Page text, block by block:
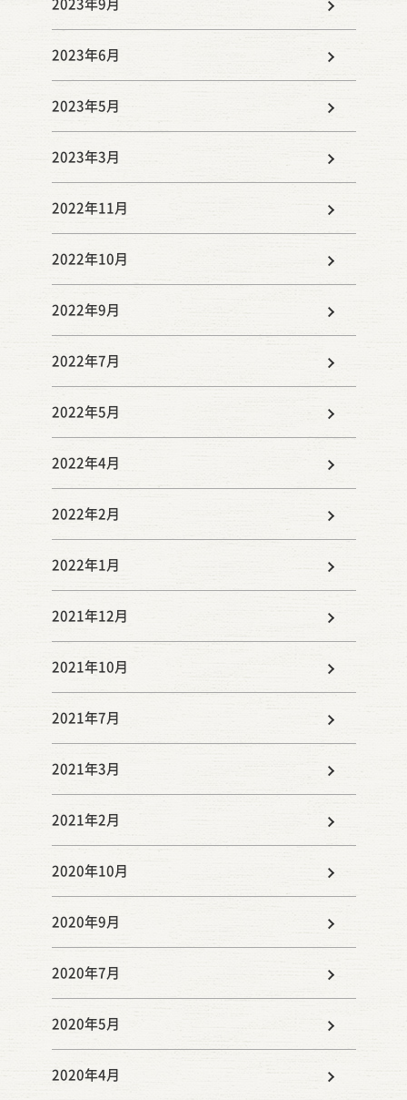
2023年9月
2023年6月
2023年5月
2023年3月
2022年11月
2022年10月
2022年9月
2022年7月
2022年5月
2022年4月
2022年2月
2022年1月
2021年12月
2021年10月
2021年7月
2021年3月
2021年2月
2020年10月
2020年9月
2020年7月
2020年5月
2020年4月